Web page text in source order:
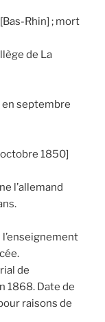
Rhin] ; mort
de La
en septembre
octobre 1850]
l’allemand
de
1868. Date de
raisons de